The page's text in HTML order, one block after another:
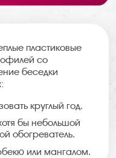
пластиковые
со
беседки
круглый год.
бы небольшой
обогреватель.
или мангалом.